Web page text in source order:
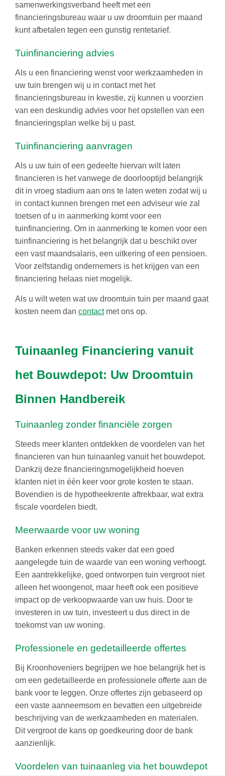
samenwerkingsverband heeft met een
financieringsbureau waar u uw droomtuin per maand
kunt afbetalen tegen een gunstig rentetarief.
Tuinfinanciering advies
Als u een financiering wenst voor werkzaamheden in
uw tuin brengen wij u in contact met het
financieringsbureau in kwestie, zij kunnen u voorzien
van een deskundig advies voor het opstellen van een
financieringsplan welke bij u past.
Tuinfinanciering aanvragen
Als u uw tuin of een gedeelte hiervan wilt laten
financieren is het vanwege de doorlooptijd belangrijk
dit in vroeg stadium aan ons te laten weten zodat wij u
in contact kunnen brengen met een adviseur wie zal
toetsen of u in aanmerking komt voor een
tuinfinanciering. Om in aanmerking te komen voor een
tuinfinanciering is het belangrijk dat u beschikt over
een vast maandsalaris, een uitkering of een pensioen.
Voor zelfstandig ondernemers is het krijgen van een
financiering helaas niet mogelijk.
Als u wilt weten wat uw droomtuin tuin per maand gaat
kosten neem dan contactmet ons op.
Tuinaanleg Financiering vanuit
het Bouwdepot: Uw Droomtuin
Binnen Handbereik
Tuinaanleg zonder financiële zorgen
Steeds meer klanten ontdekken de voordelen van het
financieren van hun tuinaanleg vanuit het bouwdepot.
Dankzij deze financieringsmogelijkheid hoeven
klanten niet in één keer voor grote kosten te staan.
Bovendien is de hypotheekrente aftrekbaar, wat extra
fiscale voordelen biedt.
Meerwaarde voor uw woning
Banken erkennen steeds vaker dat een goed
aangelegde tuin de waarde van een woning verhoogt.
Een aantrekkelijke, goed ontworpen tuin vergroot niet
alleen het woongenot, maar heeft ook een positieve
impact op de verkoopwaarde van uw huis. Door te
investeren in uw tuin, investeert u dus direct in de
toekomst van uw woning.
Professionele en gedetailleerde offertes
Bij Kroonhoveniers begrijpen we hoe belangrijk het is
om een gedetailleerde en professionele offerte aan de
bank voor te leggen. Onze offertes zijn gebaseerd op
een vaste aanneemsom en bevatten een uitgebreide
beschrijving van de werkzaamheden en materialen.
Dit vergroot de kans op goedkeuring door de bank
aanzienlijk.
Voordelen van tuinaanleg via het bouwdepot